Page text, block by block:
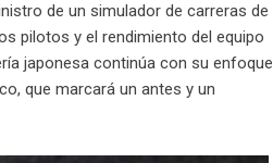
de un simulador de carreras de
pilotos y el rendimiento del equipo
japonesa continúa con su enfoque
que marcará un antes y un